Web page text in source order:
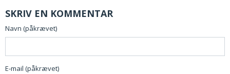
SKRIV EN KOMMENTAR
Navn (påkrævet)
E-mail (påkrævet)